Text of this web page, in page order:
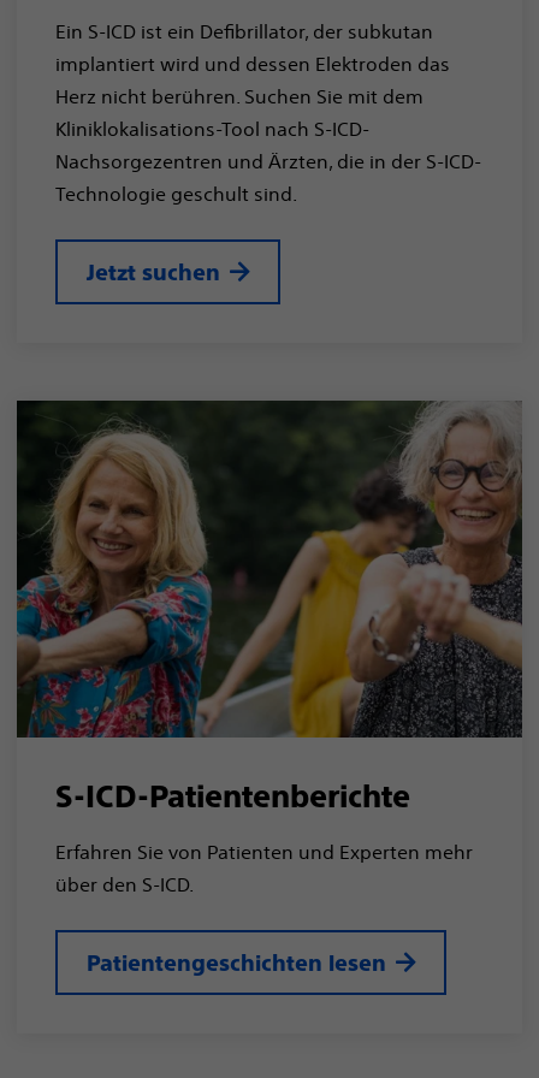
Ein S-ICD ist ein Defibrillator, der subkutan
implantiert wird und dessen Elektroden das
Herz nicht berühren. Suchen Sie mit dem
Kliniklokalisations-Tool nach S-ICD-
Nachsorgezentren und Ärzten, die in der S-ICD-
Technologie geschult sind.
Jetzt suchen
S-ICD-Patientenberichte
Erfahren Sie von Patienten und Experten mehr
über den S-ICD.
Patientengeschichten lesen